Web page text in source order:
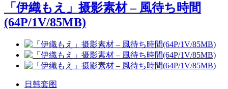
「伊織もえ」摄影素材 – 風待ち時間
(64P/1V/85MB)
日韩套图